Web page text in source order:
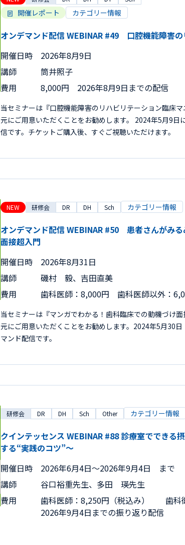
開催レポート カテゴリー情報
オンデマンド配信 WEBINAR #49 口腔機能障害
開催日時
2026年8月9日
講師
筒井照子
費用
8,000円 2026年8月9日までの配信
当セミナーは『口腔機能障害のリハビリテーション臨床
元にご用意いただくことをお勧めします。 2024年5月9
信です。チケットご購入後、すぐご視聴いただけます。
NEW 研修会 DR DH Sch カテゴリー情報
オンデマンド配信 WEBINAR #50 患者さんがみ
面接超入門
開催日時
2026年8月31日
講師
磯村 毅、吉田直美
費用
歯科医師：8,000円 歯科医師以外：
当セミナーは『マンガでわかる！歯科臨床での動機づけ
元にご用意いただくことをお勧めします。2024年5月30
マンド配信です。
研修会 DR DH Sch Other カテゴリー情報
クインテッセンス WEBINAR #88 診療室でできる
する“実践のコツ”～
開催日時
2026年6月4日〜2026年9月4日 まで
講師
谷口裕重先生、多田 瑛先生
費用
歯科医師：8,250円（税込み） 歯科
2026年9月4日までの振り返り配信